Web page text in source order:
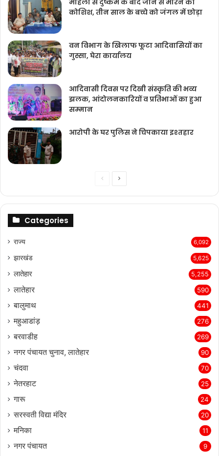
कोशिश, तीन साल के बच्चे को जंगल में छोड़ा
वन विभाग के खिलाफ फूटा आदिवासियों का
गुस्सा, घेरा कार्यालय
आदिवासी दिवस पर दिखी संस्कृति की भव्य
झलक, आंदोलनकारियों व प्रतिभाओं का हुआ
सम्मान
आरोपी के घर पुलिस ने चिपकाया इश्तहार
PreviousNext
Categories
राज्‍य 6,092
झारखंड 5,625
लातेहार 5,255
लातेहार 590
बालुमाथ 441
महुआडांड़ 276
बरवाडीह 269
नगर पंचायत चुनाव, लातेहार 90
चंदवा 70
नेतरहाट 25
गारू 24
सरस्‍वती विद्या मंदिर 20
मनिका 11
नगर पंचायत 9